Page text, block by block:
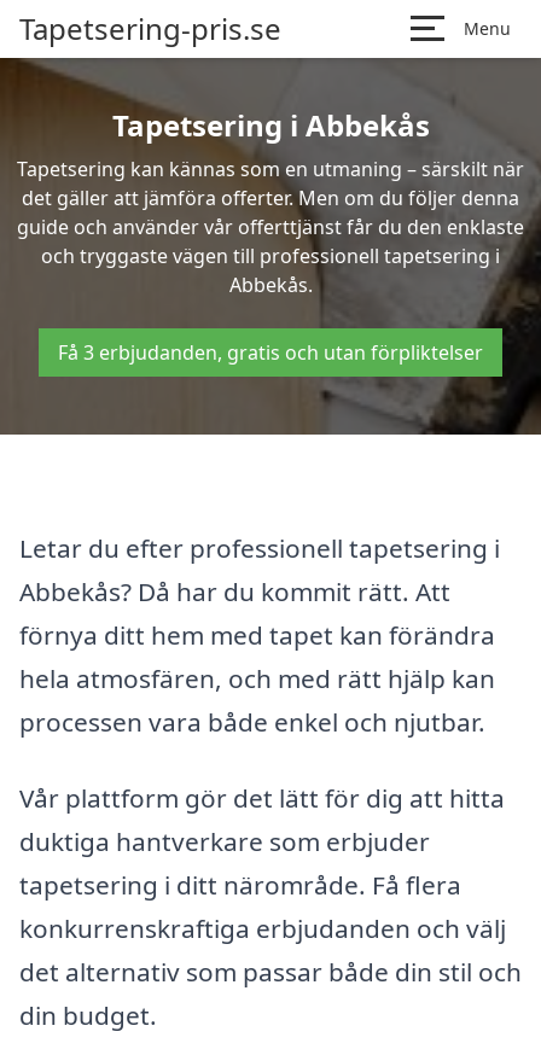
Tapetsering-pris.se Menu
Tapetsering i Abbekås
Tapetsering kan kännas som en utmaning – särskilt när
det gäller att jämföra offerter. Men om du följer denna
guide och använder vår offerttjänst får du den enklaste
och tryggaste vägen till professionell tapetsering i
Abbekås.
Få 3 erbjudanden, gratis och utan förpliktelser
Letar du efter professionell tapetsering i
Abbekås? Då har du kommit rätt. Att
förnya ditt hem med tapet kan förändra
hela atmosfären, och med rätt hjälp kan
processen vara både enkel och njutbar.
Vår plattform gör det lätt för dig att hitta
duktiga hantverkare som erbjuder
tapetsering i ditt närområde. Få flera
konkurrenskraftiga erbjudanden och välj
det alternativ som passar både din stil och
din budget.